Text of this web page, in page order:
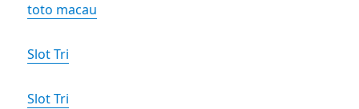
toto macau
Slot Tri
Slot Tri